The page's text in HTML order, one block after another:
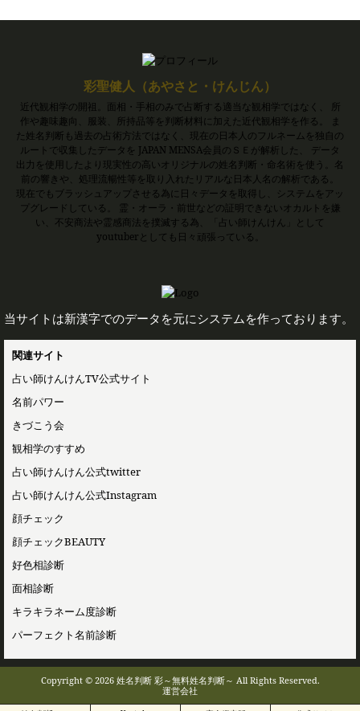
彩聖健人（あやさと・けんじん）
近代観相学の開祖。面相・手相のみで占断する適当な観相学ではなく、 所
作や趣味趣向、服装、所持品等を判断材料に加えた近代観相学を作る。 ま
た姓名判断も過去の占術方法ではなく、現在の日本人のフルネームを独自の
ルートで収集したデータを JAPAN MENSA会員のＳＥが解析した、 データ
出力を使用したより現実性の高いオリジナルの姓名判断・命名術を使う。名
前の響きや、処理流暢性等を取り入れたリアルな日本人名の解析である。
現在でもブラッシュアップさせる為に日々データを取得し、システムをアッ
プグレードしている。 霊・オーラ・前世などの証明できないオカルトを嫌
い、不安商法や霊感商法を撲滅する為、「占い師けんけん」として
youtuberとしても日々頑張っている。
当サイトは新漢字でのデータを元にシステムを作っております。
関連サイト
占い師けんけんTV公式サイト
名前パワー
きづこう会
観相学のすすめ
占い師けんけん公式twitter
占い師けんけん公式Instagram
顔チェック
顔チェックBEAUTY
好色相診断
面相診断
キラキラネーム度診断
パーフェクト名前診断
Copyright © 2026 姓名判断 彩～無料姓名判断～ All Rights Reserved.
運営会社